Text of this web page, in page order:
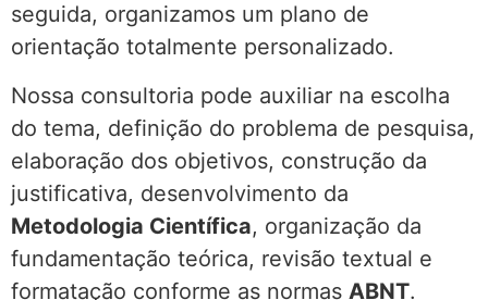
seguida, organizamos um plano de
orientação totalmente personalizado.
Nossa consultoria pode auxiliar na escolha
do tema, definição do problema de pesquisa,
elaboração dos objetivos, construção da
justificativa, desenvolvimento da
Metodologia Científica, organização da
fundamentação teórica, revisão textual e
formatação conforme as normas ABNT.